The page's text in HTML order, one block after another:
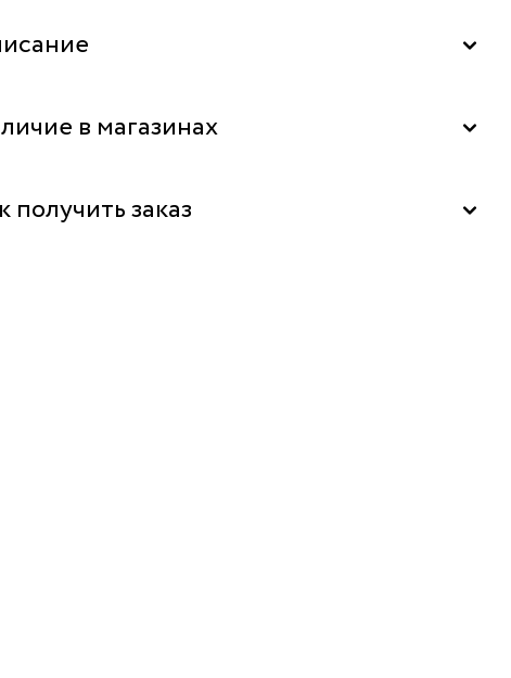
в магазинах
"La Nature" в ТЦ "Елоховский пассаж", Москва
получить заказ